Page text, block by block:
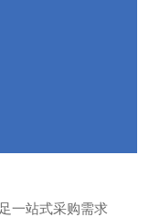
一站式采购需求